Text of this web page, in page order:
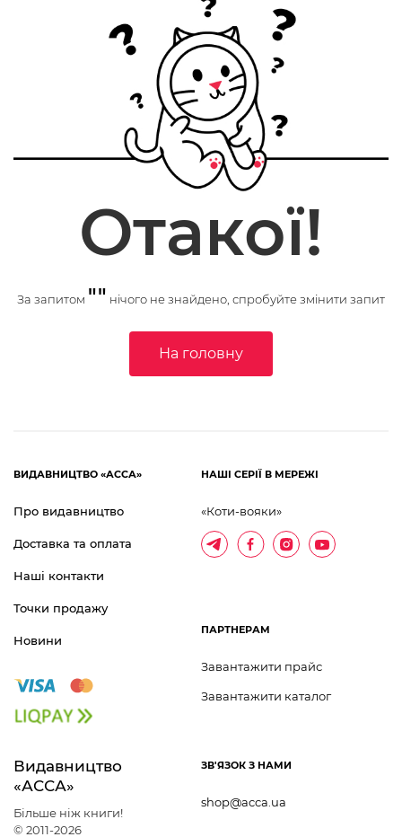
Отакої!
За запитом "" нічого не знайдено, спробуйте змінити запит
На головну
Видавництво
«АССА»
Більше ніж книги!
© 2011-2026
ЗВ'ЯЗОК З НАМИ
shop@acca.ua
ВИДАВНИЦТВО «АССА»
Про видавництво
Доставка та оплата
Наші контакти
Точки продажу
Новини
НАШІ СЕРІЇ В МЕРЕЖІ
«Коти-вояки»
ПАРТНЕРАМ
Завантажити прайс
Завантажити каталог